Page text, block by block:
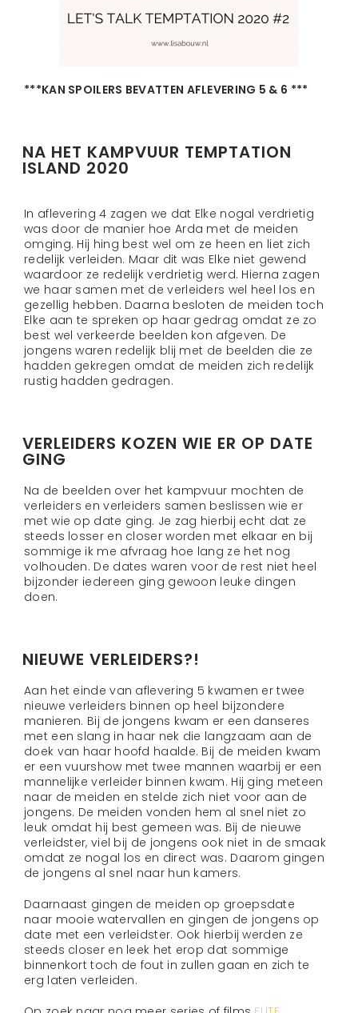
***KAN SPOILERS BEVATTEN AFLEVERING 5 & 6 ***
NA HET KAMPVUUR TEMPTATION
ISLAND 2020
In aflevering 4 zagen we dat Elke nogal verdrietig
was door de manier hoe Arda met de meiden
omging. Hij hing best wel om ze heen en liet zich
redelijk verleiden. Maar dit was Elke niet gewend
waardoor ze redelijk verdrietig werd. Hierna zagen
we haar samen met de verleiders wel heel los en
gezellig hebben. Daarna besloten de meiden toch
Elke aan te spreken op haar gedrag omdat ze zo
best wel verkeerde beelden kon afgeven. De
jongens waren redelijk blij met de beelden die ze
hadden gekregen omdat de meiden zich redelijk
rustig hadden gedragen.
VERLEIDERS KOZEN WIE ER OP DATE
GING
Na de beelden over het kampvuur mochten de
verleiders en verleiders samen beslissen wie er
met wie op date ging. Je zag hierbij echt dat ze
steeds losser en closer worden met elkaar en bij
sommige ik me afvraag hoe lang ze het nog
volhouden. De dates waren voor de rest niet heel
bijzonder iedereen ging gewoon leuke dingen
doen.
NIEUWE VERLEIDERS?!
Aan het einde van aflevering 5 kwamen er twee
nieuwe verleiders binnen op heel bijzondere
manieren. Bij de jongens kwam er een danseres
met een slang in haar nek die langzaam aan de
doek van haar hoofd haalde. Bij de meiden kwam
er een vuurshow met twee mannen waarbij er een
mannelijke verleider binnen kwam. Hij ging meteen
naar de meiden en stelde zich niet voor aan de
jongens. De meiden vonden hem al snel niet zo
leuk omdat hij best gemeen was. Bij de nieuwe
verleidster, viel bij de jongens ook niet in de smaak
omdat ze nogal los en direct was. Daarom gingen
de jongens al snel naar hun kamers.
Daarnaast gingen de meiden op groepsdate
naar mooie watervallen en gingen de jongens op
date met een verleidster. Ook hierbij werden ze
steeds closer en leek het erop dat sommige
binnenkort toch de fout in zullen gaan en zich te
erg laten verleiden.